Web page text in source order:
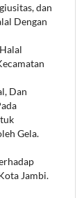
dan
Dengan
Dan
Gela.
Jambi.